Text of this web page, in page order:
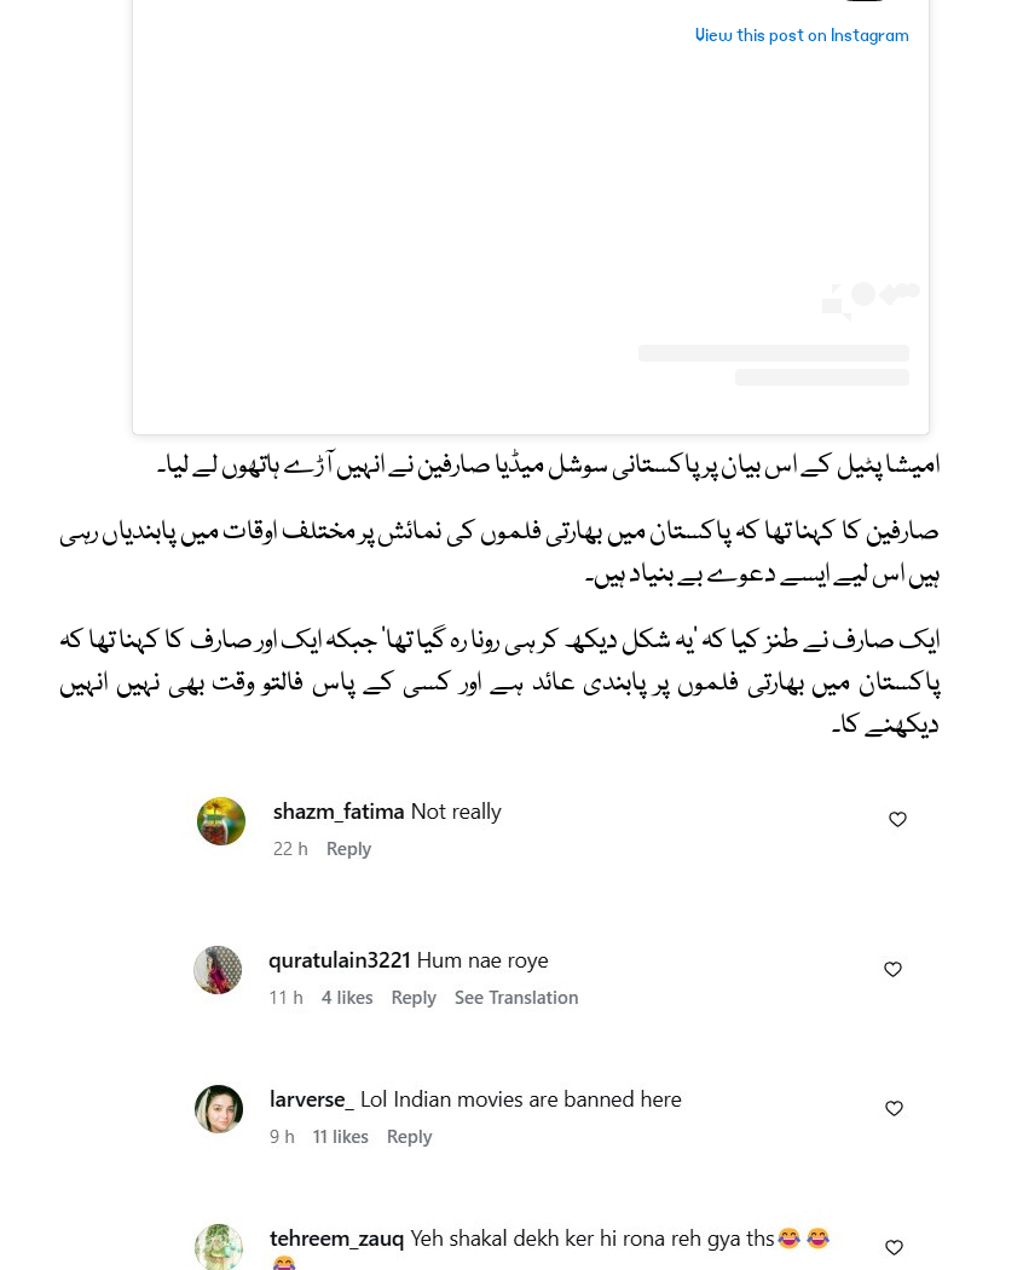
View this post on Instagram
امیشا پٹیل کے اس بیان پر پاکستانی سوشل میڈیا صارفین نے انہیں آڑے ہاتھوں لے لیا۔
صارفین کا کہنا تھا کہ پاکستان میں بھارتی فلموں کی نمائش پر مختلف اوقات میں پابندیاں رہی
ہیں اس لیے ایسے دعوے بے بنیاد ہیں۔
ایک صارف نے طنز کیا کہ ’یہ شکل دیکھ کر ہی رونا رہ گیا تھا‘ جبکہ ایک اور صارف کا کہنا تھا کہ
پاکستان میں بھارتی فلموں پر پابندی عائد ہے اور کسی کے پاس فالتو وقت بھی نہیں انہیں
دیکھنے کا۔